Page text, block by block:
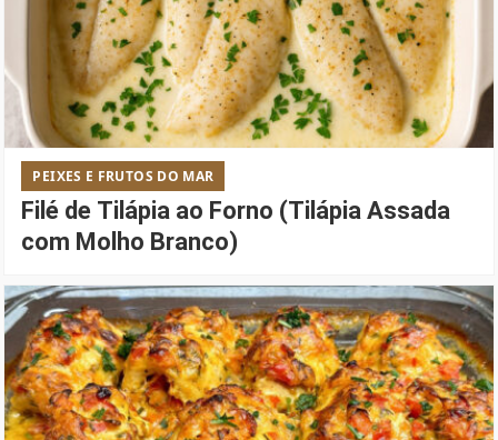
PEIXES E FRUTOS DO MAR
Filé de Tilápia ao Forno (Tilápia Assada
com Molho Branco)